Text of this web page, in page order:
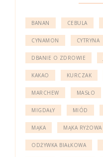
BANAN CEBULA
CYNAMON CYTRYNA
DBANIE O ZDROWIE
KAKAO KURCZAK
MARCHEW MASŁO
MIGDAŁY MIÓD
MĄKA MĄKA RYŻOWA
ODŻYWKA BIAŁKOWA